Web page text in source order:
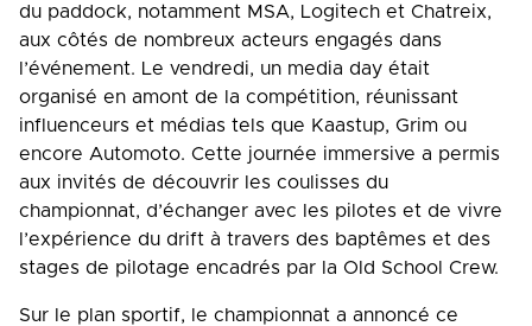
du paddock, notamment MSA, Logitech et Chatreix,
aux côtés de nombreux acteurs engagés dans
l’événement. Le vendredi, un media day était
organisé en amont de la compétition, réunissant
influenceurs et médias tels que Kaastup, Grim ou
encore Automoto. Cette journée immersive a permis
aux invités de découvrir les coulisses du
championnat, d’échanger avec les pilotes et de vivre
l’expérience du drift à travers des baptêmes et des
stages de pilotage encadrés par la Old School Crew.
Sur le plan sportif, le championnat a annoncé ce